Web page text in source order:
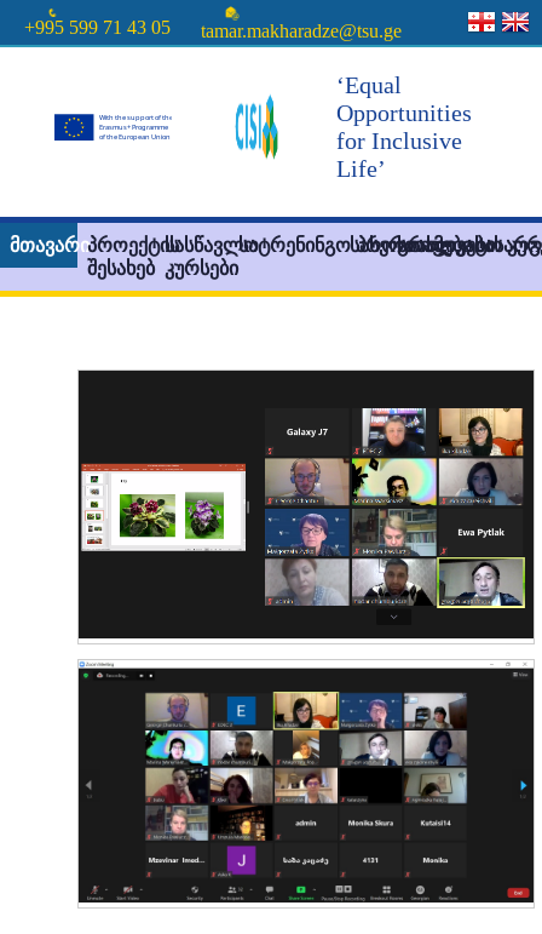
+995 599 71 43 05 tamar.makharadze@tsu.ge
‘Equal
Opportunities
for Inclusive
Life’
მთავარიპროექტის
შესახებ
სასწავლო
კურსები
სატრენინგო პროგრამები
სასერთიფიკატო
სიახლეები